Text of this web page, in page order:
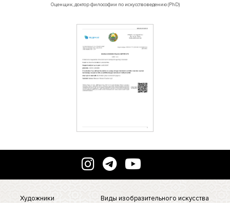
Оценщик, доктор философии по искусствоведению (PhD)
Художники
Виды изобразительного искусства